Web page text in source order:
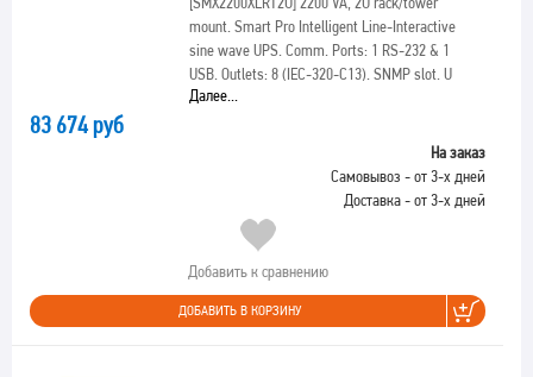
mount. Smart Pro Intelligent Line-Interactive
sine wave UPS. Comm. Ports: 1 RS-232 & 1
USB. Outlets: 8 (IEC-320-C13). SNMP slot. U
Далее...
83 674 руб
На заказ
Самовывоз - от 3-х дней
Доставка - от 3-х дней
Добавить к сравнению
ДОБАВИТЬ В КОРЗИНУ